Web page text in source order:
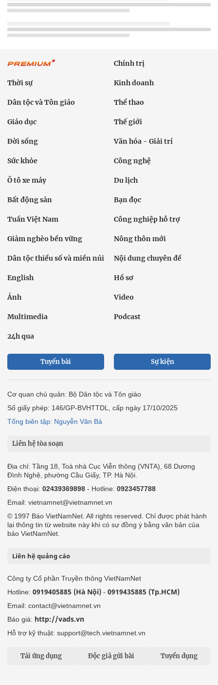
Chính trị
Thời sự Kinh doanh
Dân tộc và Tôn giáo Thể thao
Giáo dục Thế giới
Đời sống Văn hóa - Giải trí
Sức khỏe Công nghệ
Ô tô xe máy Du lịch
Bất động sản Bạn đọc
Tuần Việt Nam Công nghiệp hỗ trợ
Giảm nghèo bền vững Nông thôn mới
Dân tộc thiểu số và miền núi Nội dung chuyên đề
English Hồ sơ
Ảnh Video
Multimedia Podcast
24h qua
Tuyến bài Sự kiện
Cơ quan chủ quản: Bộ Dân tộc và Tôn giáo
Số giấy phép: 146/GP-BVHTTDL, cấp ngày 17/10/2025
Tổng biên tập: Nguyễn Văn Bá
Liên hệ tòa soạn
Địa chỉ: Tầng 18, Toà nhà Cục Viễn thông (VNTA), 68 Dương
Đình Nghệ, phường Cầu Giấy, TP. Hà Nội.
Điện thoại: 02439369898 - Hotline: 0923457788
Email: vietnamnet@vietnamnet.vn
© 1997 Báo VietNamNet. All rights reserved. Chỉ được phát hành
lại thông tin từ website này khi có sự đồng ý bằng văn bản của
báo VietNamNet.
Liên hệ quảng cáo
Công ty Cổ phần Truyền thông VietNamNet
Hotline: 0919405885 (Hà Nội) - 0919435885 (Tp.HCM)
Email: contact@vietnamnet.vn
Báo giá: http://vads.vn
Hỗ trợ kỹ thuật: support@tech.vietnamnet.vn
Tải ứng dụng Độc giả gửi bài Tuyển dụng